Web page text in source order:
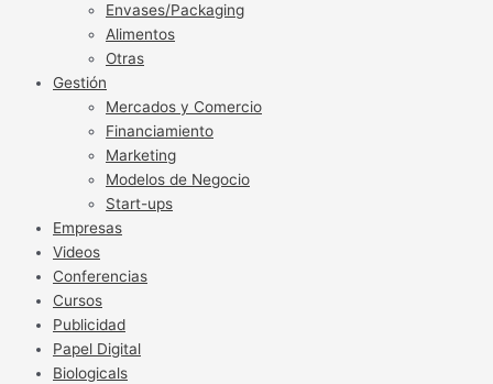
Envases/Packaging
Alimentos
Otras
Gestión
Mercados y Comercio
Financiamiento
Marketing
Modelos de Negocio
Start-ups
Empresas
Videos
Conferencias
Cursos
Publicidad
Papel Digital
Biologicals